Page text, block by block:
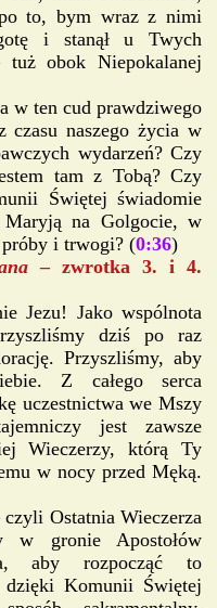
to, bym wraz z nimi
i stanął u Twych
obok Niepokalanej
w ten cud prawdziwego
czasu naszego życia w
wydarzeń? Czy
tam z Tobą? Czy
Świętej świadomie
na Golgocie, w
próby i trwogi? (0:36)
– zwrotka 3. i 4.
Jezu! Jako wspólnota
dziś po raz
Przyszliśmy, aby
Z całego serca
uczestnictwa we Mszy
jest zawsze
Wieczerzy, którą Ty
w nocy przed Męką.
Ostatnia Wieczerza
w gronie Apostołów
aby rozpocząć to
Komunii Świętej